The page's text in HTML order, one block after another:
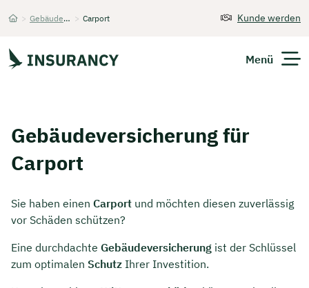
> Gebäudeversicherung > Carport Kunde werden
Menü
Unternehmen
Expats
Über Uns
Gebäudeversicherung für
Carport
Sie haben einen Carport und möchten diesen zuverlässig
vor Schäden schützen?
Eine durchdachte Gebäudeversicherung ist der Schlüssel
zum optimalen Schutz Ihrer Investition.